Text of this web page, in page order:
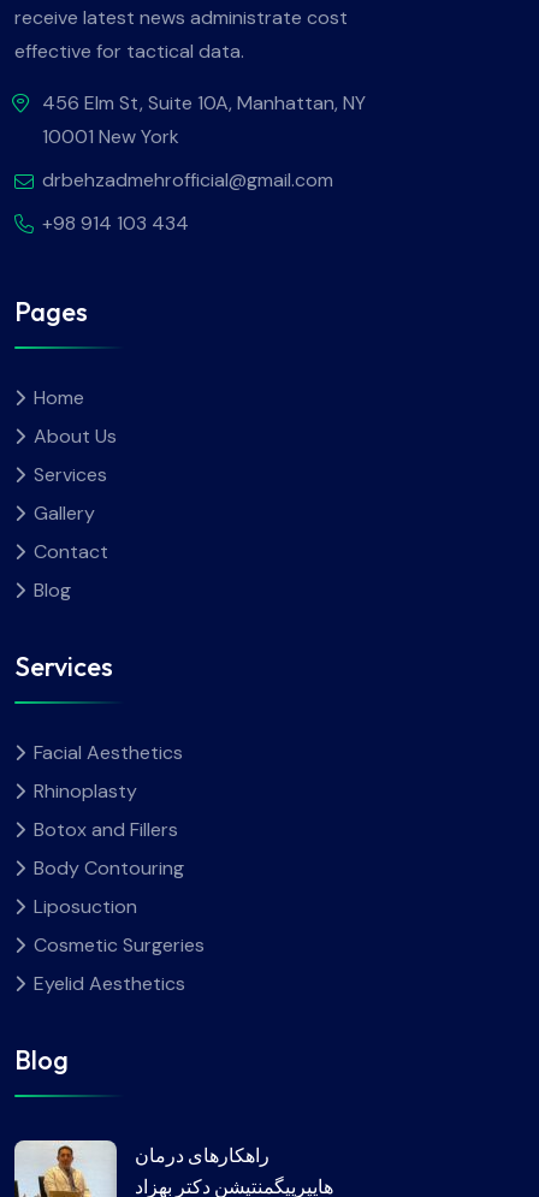
receive latest news administrate cost
effective for tactical data.
456 Elm St, Suite 10A, Manhattan, NY
10001 New York
drbehzadmehrofficial@gmail.com
+98 914 103 434
Pages
Home
About Us
Services
Gallery
Contact
Blog
Services
Facial Aesthetics
Rhinoplasty
Botox and Fillers
Body Contouring
Liposuction
Cosmetic Surgeries
Eyelid Aesthetics
Blog
راهکارهای درمان
هایپرپیگمنتیشن دکتر بهزاد